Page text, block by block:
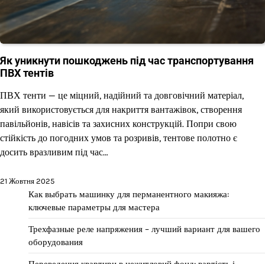
Як уникнути пошкоджень під час транспортування
ПВХ тентів
ПВХ тенти — це міцний, надійний та довговічний матеріал,
який використовується для накриття вантажівок, створення
павільйонів, навісів та захисних конструкцій. Попри свою
стійкість до погодних умов та розривів, тентове полотно є
досить вразливим під час…
21 Жовтня 2025
Как выбрать машинку для перманентного макияжа:
ключевые параметры для мастера
Трехфазные реле напряжения – лучший вариант для вашего
оборудования